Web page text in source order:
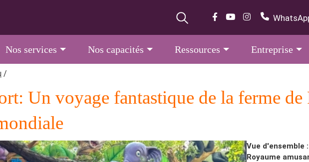
Nos services Nos capacités Ressources Entreprise
/
Un voyage fantastique de la ferme de
Vue d'ensemble
Royaume